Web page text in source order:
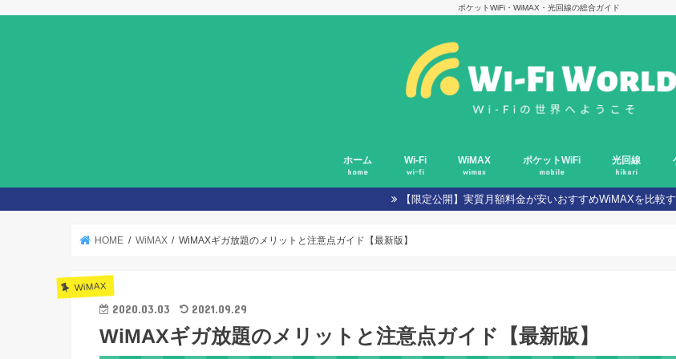
ポケットWiFi・WiMAX・光回線の総合ガイド
ホーム
home
Wi-Fi
wi-fi
WiMAX
wimax
ポケットWiFi
mobile
光回線
hikari
【限定公開】実質月額料金が安いおすすめWiMAXを比較
HOME WiMAX WiMAXギガ放題のメリットと注意点ガイド【最新版】
WiMAX
2020.03.03 2021.09.29
WiMAXギガ放題のメリットと注意点ガイド【最新版】